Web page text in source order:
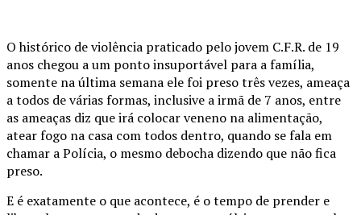
O histórico de violência praticado pelo jovem C.F.R. de 19
anos chegou a um ponto insuportável para a família,
somente na última semana ele foi preso três vezes, ameaça
a todos de várias formas, inclusive a irmã de 7 anos, entre
as ameaças diz que irá colocar veneno na alimentação,
atear fogo na casa com todos dentro, quando se fala em
chamar a Polícia, o mesmo debocha dizendo que não fica
preso.
E é exatamente o que acontece, é o tempo de prender e